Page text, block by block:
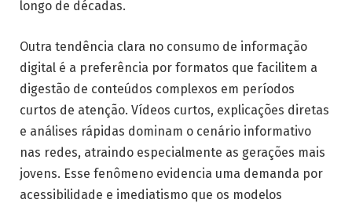
longo de décadas.
Outra tendência clara no consumo de informação
digital é a preferência por formatos que facilitem a
digestão de conteúdos complexos em períodos
curtos de atenção. Vídeos curtos, explicações diretas
e análises rápidas dominam o cenário informativo
nas redes, atraindo especialmente as gerações mais
jovens. Esse fenômeno evidencia uma demanda por
acessibilidade e imediatismo que os modelos